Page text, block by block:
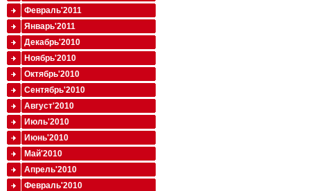
Февраль'2011
Январь'2011
Декабрь'2010
Ноябрь'2010
Октябрь'2010
Сентябрь'2010
Август'2010
Июль'2010
Июнь'2010
Май'2010
Апрель'2010
Февраль'2010